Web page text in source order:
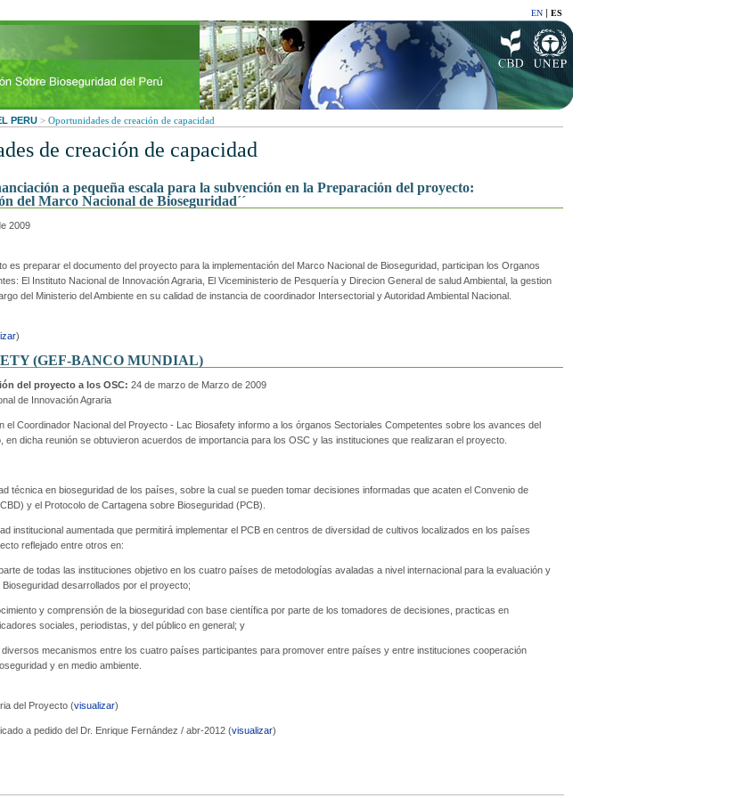
EN | ES
PERU > Oportunidades de creación de capacidad
de creación de capacidad
a pequeña escala para la subvención en la Preparación del proyecto:
del Marco Nacional de Bioseguridad´´
2009
es preparar el documento del proyecto para la implementación del Marco Nacional de Bioseguridad, participan los Organos
El Instituto Nacional de Innovación Agraria, El Viceministerio de Pesquería y Direcion General de salud Ambiental, la gestion
del Ministerio del Ambiente en su calidad de instancia de coordinador Intersectorial y Autoridad Ambiental Nacional.
)
(GEF-BANCO MUNDIAL)
del proyecto a los OSC: 24 de marzo de Marzo de 2009
de Innovación Agraria
el Coordinador Nacional del Proyecto - Lac Biosafety informo a los órganos Sectoriales Competentes sobre los avances del
en dicha reunión se obtuvieron acuerdos de importancia para los OSC y las instituciones que realizaran el proyecto.
técnica en bioseguridad de los países, sobre la cual se pueden tomar decisiones informadas que acaten el Convenio de
y el Protocolo de Cartagena sobre Bioseguridad (PCB).
institucional aumentada que permitirá implementar el PCB en centros de diversidad de cultivos localizados en los países
reflejado entre otros en:
de todas las instituciones objetivo en los cuatro países de metodologías avaladas a nivel internacional para la evaluación y
desarrollados por el proyecto;
y comprensión de la bioseguridad con base científica por parte de los tomadores de decisiones, practicas en
sociales, periodistas, y del público en general; y
diversos mecanismos entre los cuatro países participantes para promover entre países y entre instituciones cooperación
y en medio ambiente.
del Proyecto (visualizar)
a pedido del Dr. Enrique Fernández / abr-2012 (visualizar)